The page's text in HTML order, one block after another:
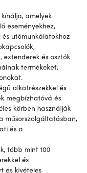
amelyek
eseményekhez,
és utómunkálatokhoz
extenderek és osztók
termékeket,
alkatrészekkel és
megbízhatóvá és
körben használják
műsorszolgáltatásban,
és a
több mint 100
és
és kivételes